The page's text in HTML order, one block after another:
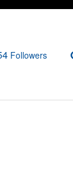
Followers